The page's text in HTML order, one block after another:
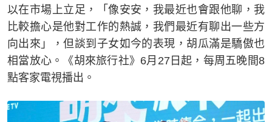
以在市場上立足，「像安安，我最近也會跟他聊，我
比較擔心是他對工作的熱誠，我們最近有聊出一些方
向出來」，但談到子女如今的表現，胡瓜滿是驕傲也
相當放心。《胡來旅行社》6月27日起，每周五晚間8
點客家電視播出。